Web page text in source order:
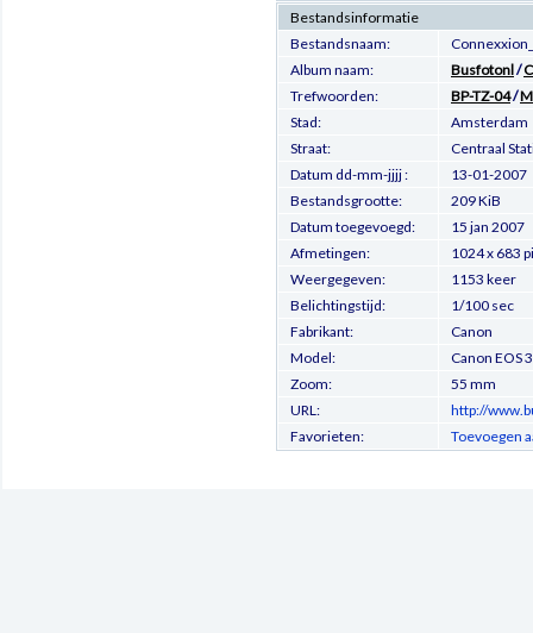
Bestandsinformatie
Bestandsnaam:
Album naam:
Busfotonl/
Trefwoorden:
BP-TZ-04/
Stad:
Amsterdam
Straat:
Centraal
Datum dd-mm-jjjj :
13-01-2007
Bestandsgrootte:
209 KiB
Datum toegevoegd:
15 jan 2007
Afmetingen:
1024 x 683
Weergegeven:
1153 keer
Belichtingstijd:
1/100 sec
Fabrikant:
Canon
Model:
Canon EOS
Zoom:
55 mm
URL:
http://
Favorieten:
Toevoegen